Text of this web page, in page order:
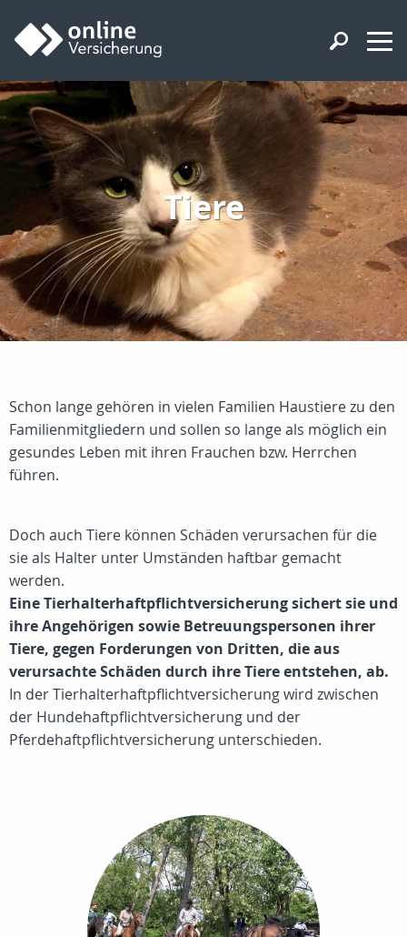
Tiere
Schon lange gehören in vielen Familien Haustiere zu den
Familienmitgliedern und sollen so lange als möglich ein
gesundes Leben mit ihren Frauchen bzw. Herrchen
führen.
Doch auch Tiere können Schäden verursachen für die
sie als Halter unter Umständen haftbar gemacht
werden.
Eine Tierhalterhaftpflichtversicherung sichert sie und
ihre Angehörigen sowie Betreuungspersonen ihrer
Tiere, gegen Forderungen von Dritten, die aus
verursachte Schäden durch ihre Tiere entstehen, ab.
In der Tierhalterhaftpflichtversicherung wird zwischen
der Hundehaftpflichtversicherung und der
Pferdehaftpflichtversicherung unterschieden.